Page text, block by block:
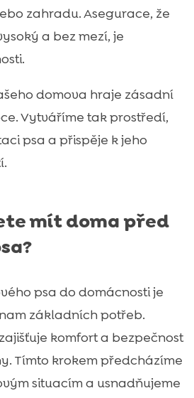
zahradu. Asegurace, že
a bez mezí, je
domova hraje zásadní
Vytváříme tak prostředí,
psa a přispěje k jeho
mít doma před
psa do domácnosti je
základních potřeb.
komfort a bezpečnost
Tímto krokem předcházíme
situacím a usnadňujeme